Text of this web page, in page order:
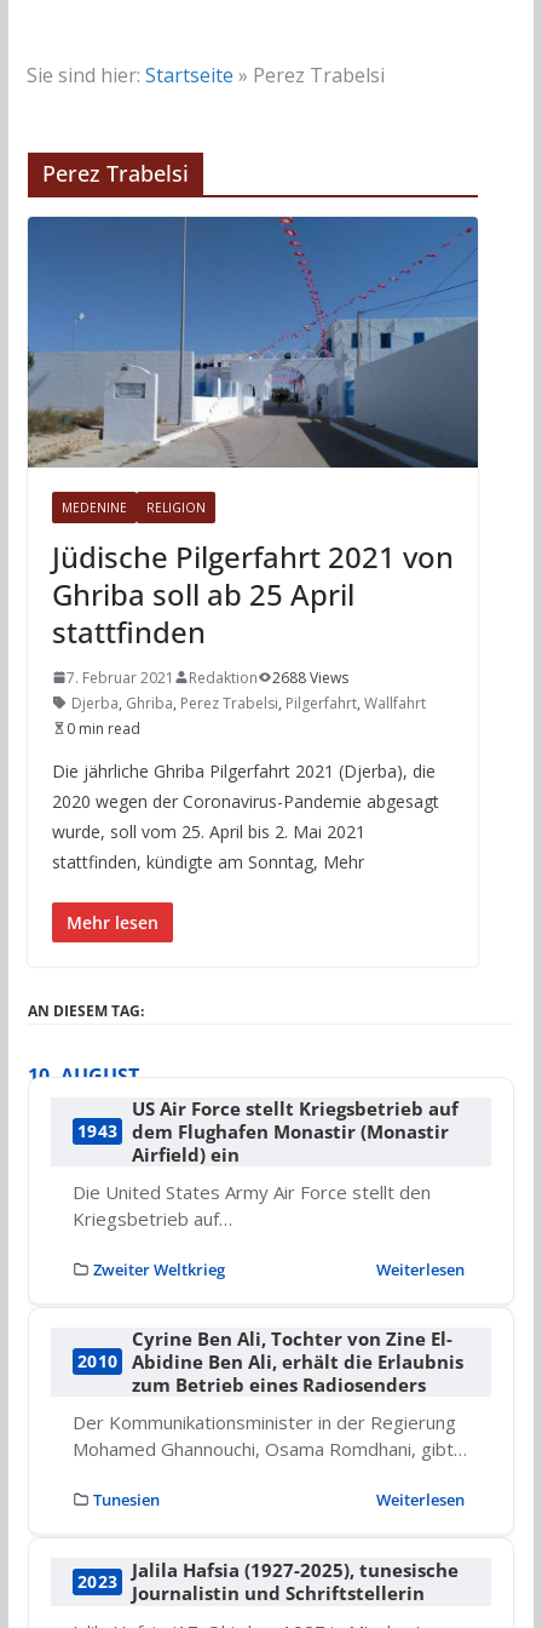
Sie sind hier: Startseite » Perez Trabelsi
Perez Trabelsi
MEDENINE RELIGION
Jüdische Pilgerfahrt 2021 von
Ghriba soll ab 25 April
stattfinden
7. Februar 2021 Redaktion
2688 Views
Djerba, Ghriba, Perez Trabelsi, Pilgerfahrt, Wallfahrt
0 min read
Die jährliche Ghriba Pilgerfahrt 2021 (Djerba), die
2020 wegen der Coronavirus-Pandemie abgesagt
wurde, soll vom 25. April bis 2. Mai 2021
stattfinden, kündigte am Sonntag, Mehr
Mehr lesen
AN DIESEM TAG:
10. AUGUST
1943
US Air Force stellt Kriegsbetrieb auf
dem Flughafen Monastir (Monastir
Airfield) ein
Die United States Army Air Force stellt den
Kriegsbetrieb auf…
Zweiter Weltkrieg Weiterlesen
2010
Cyrine Ben Ali, Tochter von Zine El-
Abidine Ben Ali, erhält die Erlaubnis
zum Betrieb eines Radiosenders
Der Kommunikationsminister in der Regierung
Mohamed Ghannouchi, Osama Romdhani, gibt…
Tunesien Weiterlesen
2023
Jalila Hafsia (1927-2025), tunesische
Journalistin und Schriftstellerin